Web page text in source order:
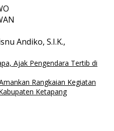
Ajak Pengendara Tertib di
Rangkaian Kegiatan
Ketapang